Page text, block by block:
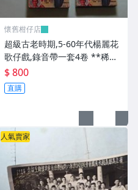
懷舊柑仔店
超級古老時期,5-60年代楊麗花
歌仔戲,錄音帶一套4卷 **稀少
品
$ 800
直購
人氣賣家